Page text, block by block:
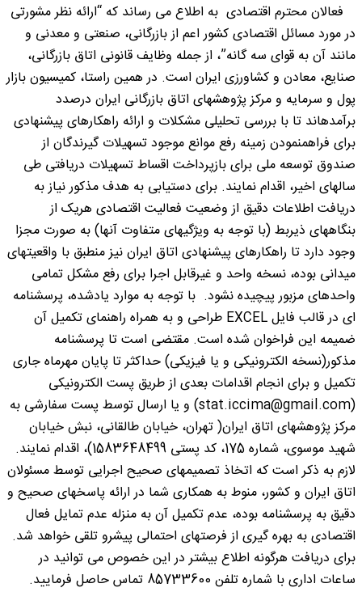
فعالان محترم اقتصادی به اطلاع می رساند که “ارائه نظر مشورتی
در مورد مسائل اقتصادی کشور اعم از بازرگانی، صنعتی و معدنی و
مانند آن به قوای سه گانه”، از جمله وظایف قانونی اتاق بازرگانی،
صنایع، معادن و کشاورزی ایران است. در همین راستا، کمیسیون بازار
پول و سرمایه و مرکز پژوهشهای اتاق بازرگانی ایران درصدد
برآمدهاند تا با بررسی تحلیلی مشکلات و ارائه راهکارهای پیشنهادی
برای فراهمنمودن زمینه رفع موانع موجود تسهیلات گیرندگان از
صندوق توسعه ملی برای بازپرداخت اقساط تسهیلات دریافتی طی
سالهای اخیر، اقدام نمایند. برای دستیابی به هدف مذکور نیاز به
دریافت اطلاعات دقیق از وضعیت فعالیت اقتصادی هریک از
بنگاههای ذیربط (با توجه به ویژگیهای متفاوت آنها) به صورت مجزا
وجود دارد تا راهکارهای پیشنهادی اتاق ایران نیز منطبق با واقعیتهای
میدانی بوده، نسخه واحد و غیرقابل اجرا برای رفع مشکل تمامی
واحدهای مزبور پیچیده نشود. با توجه به موارد یادشده، پرسشنامه
ای در قالب فایل EXCEL طراحی و به همراه راهنمای تکمیل آن
ضمیمه این فراخوان شده است. مقتضی است تا پرسشنامه
مذکور(نسخه الکترونیکی و یا فیزیکی) حداکثر تا پایان مهرماه جاری
تکمیل و برای انجام اقدامات بعدی از طریق پست الکترونیکی
(stat.iccima@gmail.com) و یا ارسال توسط پست سفارشی به
مرکز پژوهشهای اتاق ایران( تهران، خیابان طالقانی، نبش خیابان
شهید موسوی، شماره 175، کد پستی 1583648499)، اقدام نمایند.
لازم به ذکر است که اتخاذ تصمیمهای صحیح اجرایی توسط مسئولان
اتاق ایران و کشور، منوط به همکاری شما در ارائه پاسخهای صحیح و
دقیق به پرسشنامه بوده، عدم تکمیل آن به منزله عدم تمایل فعال
اقتصادی به بهره گیری از فرصتهای احتمالی پیشرو تلقی خواهد شد.
برای دریافت هرگونه اطلاع بیشتر در این خصوص می توانید در
ساعات اداری با شماره تلفن 85733600 تماس حاصل فرمایید.